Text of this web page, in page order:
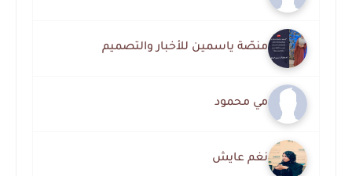
منصّة ياسمين للأخبار والتصميم
مي محمود
نغم عايش